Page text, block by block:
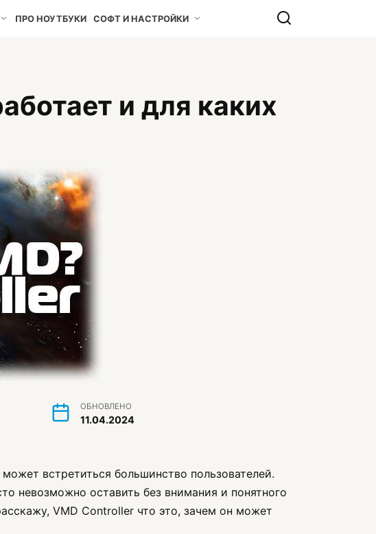
ПРО НОУТБУКИ СОФТ И НАСТРОЙКИ
и для каких
ОБНОВЛЕНО
11.04.2024
встретиться большинство пользователей.
невозможно оставить без внимания и понятного
VMD Controller что это, зачем он может